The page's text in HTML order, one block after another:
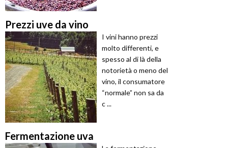
Prezzi uve da vino
I vini hanno prezzi
molto differenti, e
spesso al di là della
notorietà o meno del
vino, il consumatore
“normale” non sa da
c ...
Fermentazione uva